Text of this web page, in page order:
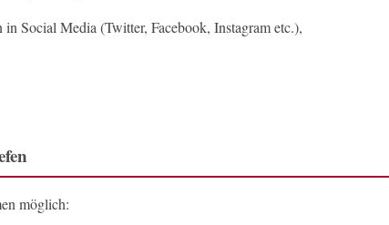
Social Media (Twitter, Facebook, Instagram etc.),
möglich: